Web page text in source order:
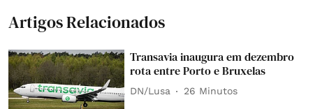
Artigos Relacionados
Transavia inaugura em dezembro
rota entre Porto e Bruxelas
DN/Lusa 26 Minutos